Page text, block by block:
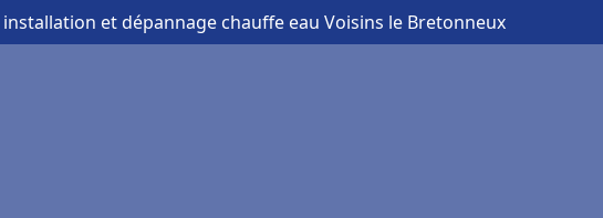
installation et dépannage chauffe eau Voisins le Bretonneux